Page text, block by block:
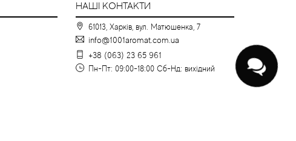
НАШІ КОНТАКТИ
61013, Харків, вул. Матюшенка, 7
info@1001aromat.com.ua
+38 (063) 23 65 961
Пн-Пт: 09:00-18:00 Сб-Нд: вихідний